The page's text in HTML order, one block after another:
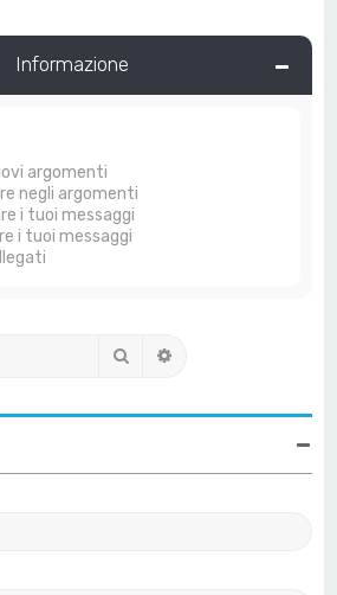
Informazione
argomenti
negli argomenti
i tuoi messaggi
i tuoi messaggi
Cerca